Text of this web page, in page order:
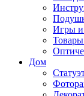
Игры и
Дом